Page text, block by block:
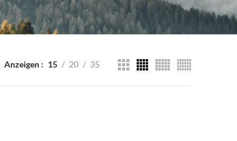
Anzeigen 15 20 35